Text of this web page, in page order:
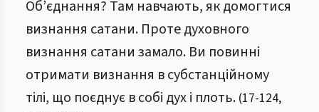
Об’єднання? Там навчають, як домогтися
визнання сатани. Проте духовного
визнання сатани замало. Ви повинні
отримати визнання в субстанційному
тілі, що поєднує в собі дух і плоть. (17-124,